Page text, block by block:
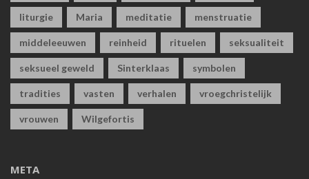
liturgie Maria meditatie menstruatie
middeleeuwen reinheid rituelen seksualiteit
seksueel geweld Sinterklaas symbolen
tradities vasten verhalen vroegchristelijk
vrouwen Wilgefortis
META